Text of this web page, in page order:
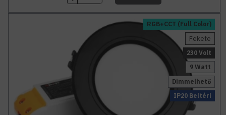
RGB+CCT (Full Color)
IP20 Beltéri
9 Watt
Fekete
Dimmelhető
230 Volt